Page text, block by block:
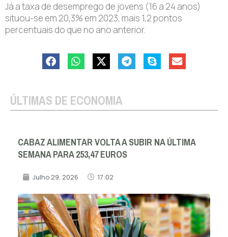
Já a taxa de desemprego de jovens (16 a 24 anos)
situou-se em 20,3% em 2023, mais 1,2 pontos
percentuais do que no ano anterior.
ÚLTIMAS DE ECONOMIA
CABAZ ALIMENTAR VOLTA A SUBIR NA ÚLTIMA
SEMANA PARA 253,47 EUROS
Julho 29, 2026 17:02